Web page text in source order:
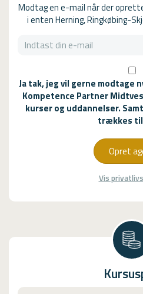
Modtag en e-mail når der
i enten Herning, Ringkøbing-
Ja tak, jeg vil gerne modtage
Kompetence Partner
kurser og uddannelser.
trækkes
Opret
Vis